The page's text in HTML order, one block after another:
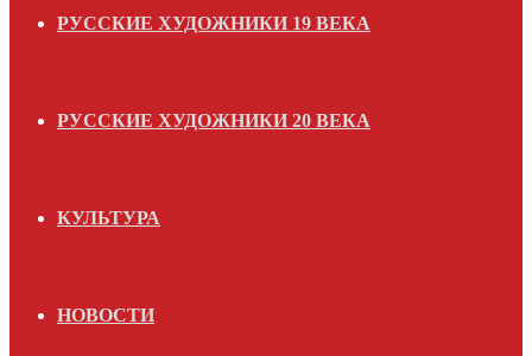
РУССКИЕ ХУДОЖНИКИ 19 ВЕКА
РУССКИЕ ХУДОЖНИКИ 20 ВЕКА
КУЛЬТУРА
НОВОСТИ